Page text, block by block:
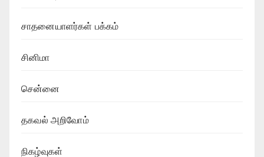
சாதனையாளர்கள் பக்கம்
சினிமா
சென்னை
தகவல் அறிவோம்
நிகழ்வுகள்